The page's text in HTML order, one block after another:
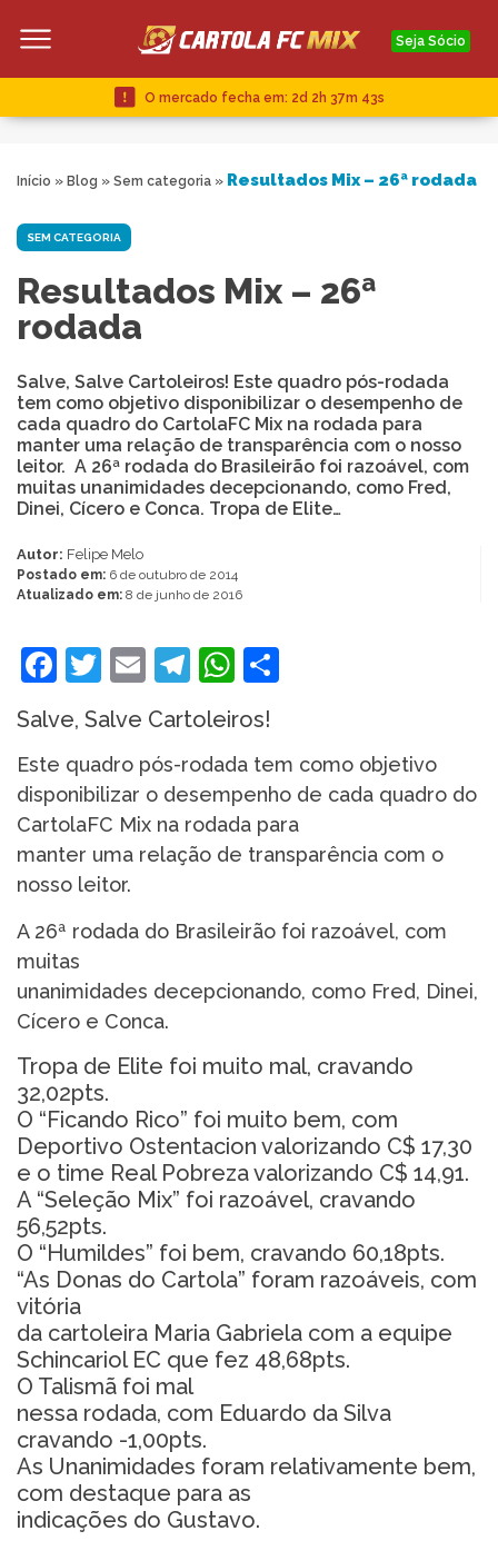
Seja Sócio
O mercado fecha em: 2d 2h 37m 42s
Início » Blog » Sem categoria » Resultados Mix – 26ª rodada
SEM CATEGORIA
Resultados Mix – 26ª
rodada
Salve, Salve Cartoleiros! Este quadro pós-rodada
tem como objetivo disponibilizar o desempenho de
cada quadro do CartolaFC Mix na rodada para
manter uma relação de transparência com o nosso
leitor. A 26ª rodada do Brasileirão foi razoável, com
muitas unanimidades decepcionando, como Fred,
Dinei, Cícero e Conca. Tropa de Elite…
Autor: Felipe Melo
Postado em: 6 de outubro de 2014
Atualizado em: 8 de junho de 2016
Facebook
Twitter
EmailTelegram
WhatsApp
Salve, Salve Cartoleiros!
Este quadro pós-rodada tem como objetivo
disponibilizar o desempenho de cada quadro do
CartolaFC Mix na rodada para
manter uma relação de transparência com o
nosso leitor.
A 26ª rodada do Brasileirão foi razoável, com
muitas
unanimidades decepcionando, como Fred, Dinei,
Cícero e Conca.
Tropa de Elite foi muito mal, cravando
32,02pts.
O “Ficando Rico” foi muito bem, com
Deportivo Ostentacion valorizando C$ 17,30
e o time Real Pobreza valorizando C$ 14,91.
A “Seleção Mix” foi razoável, cravando
56,52pts.
O “Humildes” foi bem, cravando 60,18pts.
“As Donas do Cartola” foram razoáveis, com
vitória
da cartoleira Maria Gabriela com a equipe
Schincariol EC que fez 48,68pts.
O Talismã foi mal
nessa rodada, com Eduardo da Silva
cravando -1,00pts.
As Unanimidades foram relativamente bem,
com destaque para as
indicações do Gustavo.